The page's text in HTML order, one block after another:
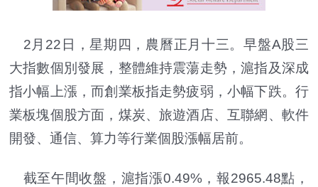
2月22日，星期四，農曆正月十三。早盤A股三
大指數個別發展，整體維持震蕩走勢，滬指及深成
指小幅上漲，而創業板指走勢疲弱，小幅下跌。行
業板塊個股方面，煤炭、旅遊酒店、互聯網、軟件
開發、通信、算力等行業個股漲幅居前。
截至午間收盤，滬指漲0.49%，報2965.48點，